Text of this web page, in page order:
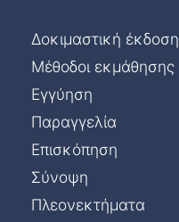
Δοκιμαστική έκδοση
Μέθοδοι εκμάθησης
Εγγύηση
Παραγγελία
Επισκόπηση
Σύνοψη
Πλεονεκτήματα